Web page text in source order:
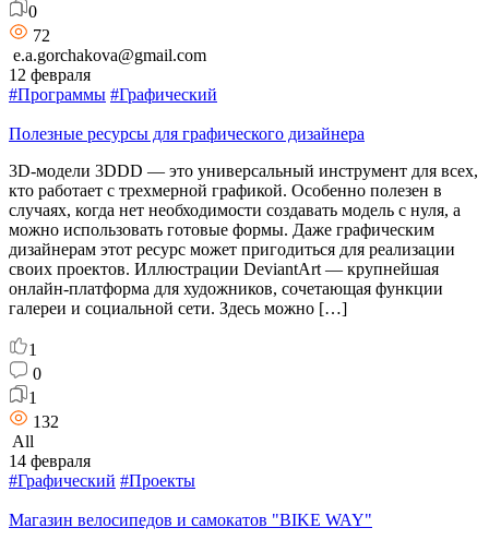
0
72
e.a.gorchakova@gmail.com
12 февраля
#Программы #Графический
Полезные ресурсы для графического дизайнера
3D-модели 3DDD — это универсальный инструмент для всех,
кто работает с трехмерной графикой. Особенно полезен в
случаях, когда нет необходимости создавать модель с нуля, а
можно использовать готовые формы. Даже графическим
дизайнерам этот ресурс может пригодиться для реализации
своих проектов. Иллюстрации DeviantArt — крупнейшая
онлайн-платформа для художников, сочетающая функции
галереи и социальной сети. Здесь можно […]
1
0
1
132
All
14 февраля
#Графический #Проекты
Магазин велосипедов и самокатов "BIKE WAY"